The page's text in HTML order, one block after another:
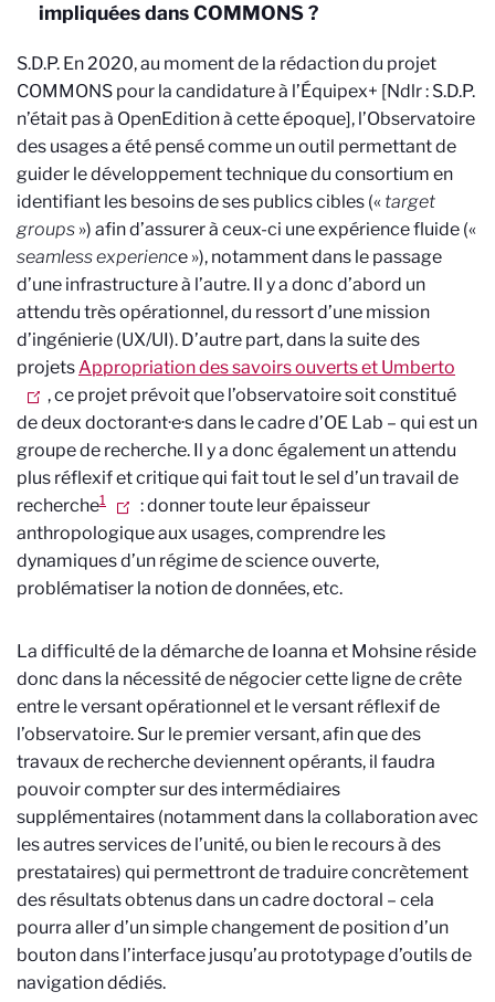
impliquées dans COMMONS ?
S.D.P. En 2020, au moment de la rédaction du projet
COMMONS pour la candidature à l’Équipex+ [Ndlr : S.D.P.
n’était pas à OpenEdition à cette époque], l’Observatoire
des usages a été pensé comme un outil permettant de
guider le développement technique du consortium en
identifiant les besoins de ses publics cibles (« target
groups ») afin d’assurer à ceux-ci une expérience fluide («
seamless experience »), notamment dans le passage
d’une infrastructure à l’autre. Il y a donc d’abord un
attendu très opérationnel, du ressort d’une mission
d’ingénierie (UX/UI). D’autre part, dans la suite des
projetsAppropriation des savoirs ouverts et Umberto
, ce projet prévoit que l’observatoire soit constitué
de deux doctorant·e·s dans le cadre d’OE Lab – qui est un
groupe de recherche. Il y a donc également un attendu
plus réflexif et critique qui fait tout le sel d’un travail de
recherche1
: donner toute leur épaisseur
anthropologique aux usages, comprendre les
dynamiques d’un régime de science ouverte,
problématiser la notion de données, etc.
La difficulté de la démarche de Ioanna et Mohsine réside
donc dans la nécessité de négocier cette ligne de crête
entre le versant opérationnel et le versant réflexif de
l’observatoire. Sur le premier versant, afin que des
travaux de recherche deviennent opérants, il faudra
pouvoir compter sur des intermédiaires
supplémentaires (notamment dans la collaboration avec
les autres services de l’unité, ou bien le recours à des
prestataires) qui permettront de traduire concrètement
des résultats obtenus dans un cadre doctoral – cela
pourra aller d’un simple changement de position d’un
bouton dans l’interface jusqu’au prototypage d’outils de
navigation dédiés.